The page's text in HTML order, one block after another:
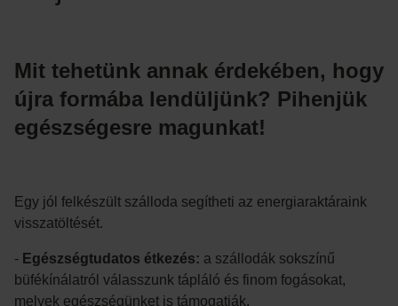
Mit tehetünk annak érdekében, hogy
újra formába lendüljünk? Pihenjük
egészségesre magunkat!
Egy jól felkészült szálloda segítheti az energiaraktáraink
visszatöltését.
- Egészségtudatos étkezés: a szállodák sokszínű
büfékínálatról válasszunk tápláló és finom fogásokat,
melyek egészségünket is támogatják.